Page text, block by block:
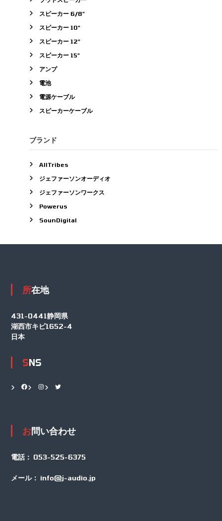
スピーカー 6/8"
スピーカー 10"
スピーカー 12"
スピーカー 15"
アンプ
電池
電源ケーブル
スピーカーケーブル
ブランド
AllTribes
ジェファーソンオーディオ
ジェファーソンワークス
Powerus
SounDigital
所在地
431-0441静岡県
湖西市キビ1652-4
日本
SNS
Facebook Instagram Twitter
お問い合わせ
電話： 053-525-6375
メール： info@j-audio.jp